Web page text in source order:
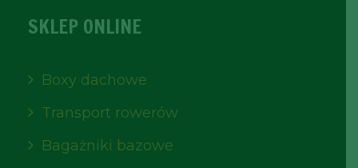
SKLEP ONLINE
Boxy dachowe
Transport rowerów
Bagażniki bazowe